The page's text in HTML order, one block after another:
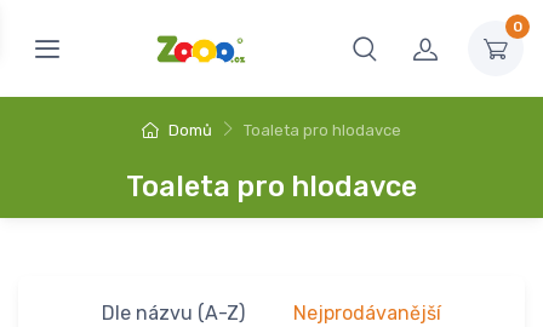
0
Domů Toaleta pro hlodavce
Toaleta pro hlodavce
Dle názvu (A-Z) Nejprodávanější